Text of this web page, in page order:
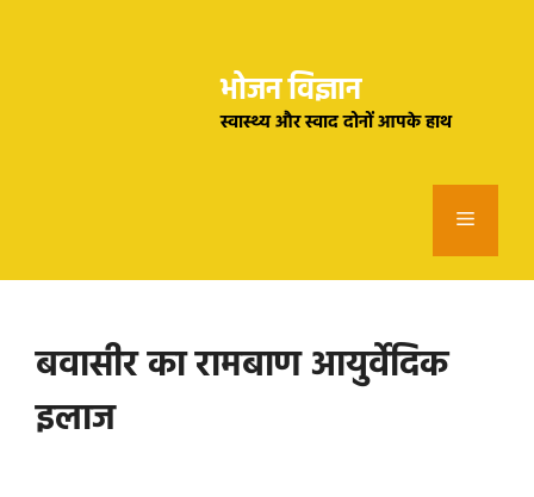
भोजन विज्ञान
स्वास्थ्य और स्वाद दोनों आपके हाथ
Menu
बवासीर का रामबाण आयुर्वेदिक
इलाज